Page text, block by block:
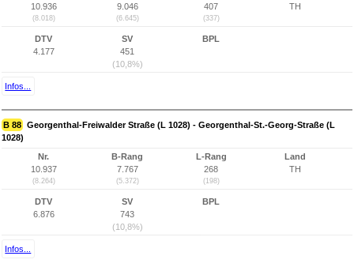
10.936
(8.018)
9.046
(6.645)
407
(337)
TH
DTV
4.177
SV
451
(10,8%)
BPL
Infos...
B 88 Georgenthal-Freiwalder Straße (L 1028) - Georgenthal-St.-Georg-Straße (L
1028)
Nr.
10.937
(8.264)
B-Rang
7.767
(5.372)
L-Rang
268
(198)
Land
TH
DTV
6.876
SV
743
(10,8%)
BPL
Infos...